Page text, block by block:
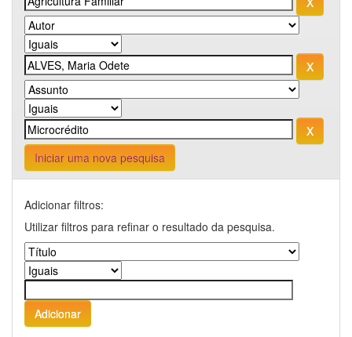
Iniciar uma nova pesquisa
Adicionar filtros:
Utilizar filtros para refinar o resultado da pesquisa.